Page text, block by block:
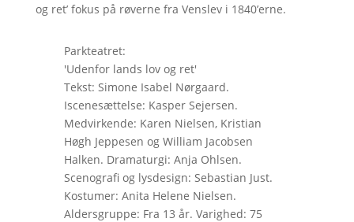
og ret’ fokus på røverne fra Venslev i 1840’erne.
Parkteatret:
'Udenfor lands lov og ret'
Tekst: Simone Isabel Nørgaard.
Iscenesættelse: Kasper Sejersen.
Medvirkende: Karen Nielsen, Kristian
Høgh Jeppesen og William Jacobsen
Halken. Dramaturgi: Anja Ohlsen.
Scenografi og lysdesign: Sebastian Just.
Kostumer: Anita Helene Nielsen.
Aldersgruppe: Fra 13 år. Varighed: 75